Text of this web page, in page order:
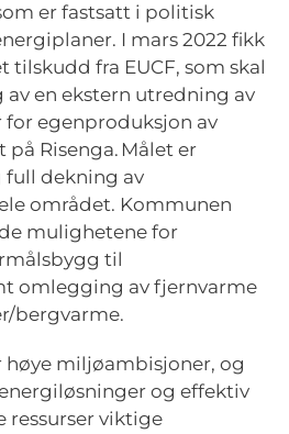
er fastsatt i politisk
I mars 2022 fikk
fra EUCF, som skal
en ekstern utredning av
egenproduksjon av
Risenga. Målet er
dekning av
området. Kommunen
mulighetene for
til
omlegging av fjernvarme
bergvarme.
høye miljøambisjoner, og
og effektiv
ressurser viktige